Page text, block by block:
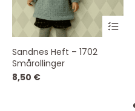
Sandnes Heft – 1702
Smårollinger
8,50 €